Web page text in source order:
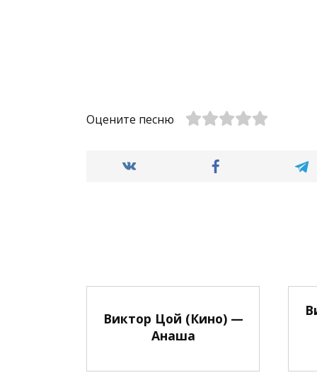
Оцените песню
Виктор Цой (Кино) —
Анаша